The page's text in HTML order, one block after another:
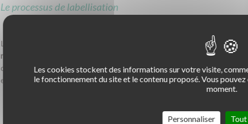
Le processus de labellisation
La deuxième page reprend dans le détail le processus de labellisation
renouvellement
. Vous pourrez suivre toutes les étapes pour la bonne
cas, 3 décisions sont possibles à l’issue de l’instruction. Codes
envisagée pour votre établissement.
Les cookies stockent des informations sur votre visite,
le fonctionnement du site et le contenu proposé. Vous
moment.
Personnaliser